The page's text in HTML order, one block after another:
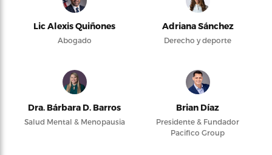
Lic Alexis Quiñones
Abogado
Adriana Sánchez
Derecho y deporte
Dra. Bárbara D. Barros
Salud Mental & Menopausia
Brian Díaz
Presidente & Fundador
Pacifico Group